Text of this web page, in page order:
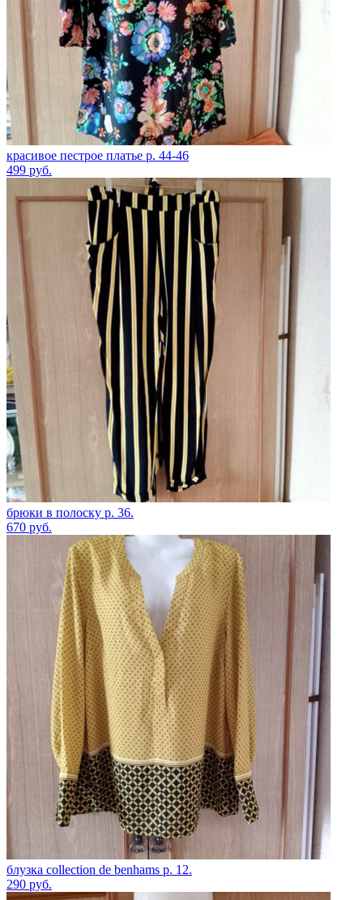
красивое пестрое платье р. 44-46
499 руб.
брюки в полоску р. 36.
670 руб.
блузка collection de benhams p. 12.
290 руб.